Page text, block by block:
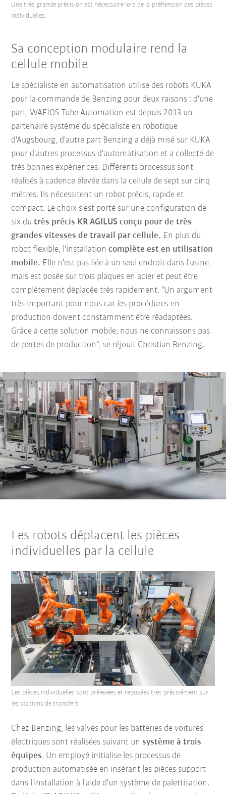
Une très grande précision est nécessaire lors de la préhension des pièces
individuelles.
Sa conception modulaire rend la
cellule mobile
Le spécialiste en automatisation utilise des robots KUKA
pour la commande de Benzing pour deux raisons : d'une
part, WAFIOS Tube Automation est depuis 2013 un
partenaire système du spécialiste en robotique
d'Augsbourg, d'autre part Benzing a déjà misé sur KUKA
pour d'autres processus d'automatisation et a collecté de
très bonnes expériences. Différents processus sont
réalisés à cadence élevée dans la cellule de sept sur cinq
mètres. Ils nécessitent un robot précis, rapide et
compact. Le choix s'est porté sur une configuration de
six dutrès précis KR AGILUS conçu pour de très
grandes vitesses de travail par cellule. En plus du
robot flexible, l'installationcomplète est en utilisation
mobile. Elle n'est pas liée à un seul endroit dans l'usine,
mais est posée sur trois plaques en acier et peut être
complètement déplacée très rapidement. "Un argument
très important pour nous car les procédures en
production doivent constamment être réadaptées.
Grâce à cette solution mobile, nous ne connaissons pas
de pertes de production", se réjouit Christian Benzing.
Les robots déplacent les pièces
individuelles par la cellule
Chez Benzing, les valves pour les batteries de voitures
électriques sont réalisées suivant unsystème à trois
équipes. Un employé initialise les processus de
production automatisée en insérant les pièces support
dans l'installation à l'aide d'un système de palettisation.
Les pièces individuelles sont prélevées et reposées très précisément sur
les stations de transfert.